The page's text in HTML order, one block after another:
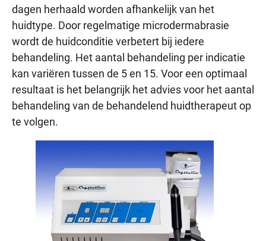
dagen herhaald worden afhankelijk van het
huidtype. Door regelmatige microdermabrasie
wordt de huidconditie verbetert bij iedere
behandeling. Het aantal behandeling per indicatie
kan variëren tussen de 5 en 15. Voor een optimaal
resultaat is het belangrijk het advies voor het aantal
behandeling van de behandelend huidtherapeut op
te volgen.